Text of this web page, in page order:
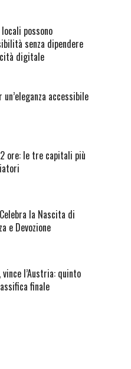
possono
senza dipendere
digitale
accessibile
ore: le tre capitali più
la Nascita di
e Devozione
l’Austria: quinto
finale